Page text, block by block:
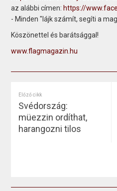
az alábbi címen: https://
- Minden "lájk számít, segíti a
Köszönettel és barátsággal!
www.flagmagazin.hu
Előző cikk
Svédország:
müezzin ordíthat,
harangozni tilos